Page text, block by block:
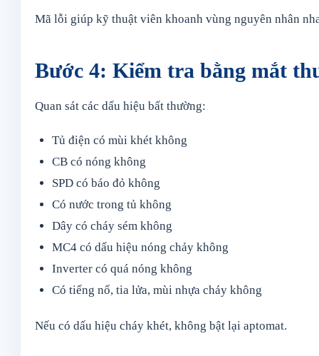
Mã lỗi giúp kỹ thuật viên khoanh vùng nguyên nhân
Bước 4: Kiểm tra bằng mắt
Quan sát các dấu hiệu bất thường:
Tủ điện có mùi khét không
CB có nóng không
SPD có báo đỏ không
Có nước trong tủ không
Dây có cháy sém không
MC4 có dấu hiệu nóng chảy không
Inverter có quá nóng không
Có tiếng nổ, tia lửa, mùi nhựa cháy không
Nếu có dấu hiệu cháy khét, không bật lại aptomat.